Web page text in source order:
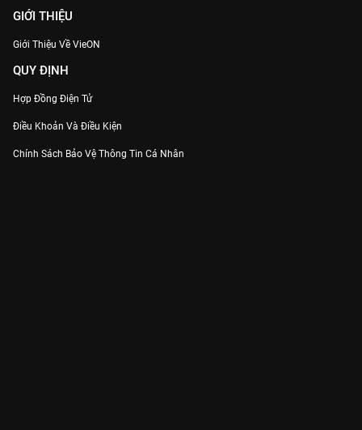
GIỚI THIỆU
Giới Thiệu Về VieON
QUY ĐỊNH
Hợp Đồng Điện Tử
Điều Khoản Và Điều Kiện
Chính Sách Bảo Vệ Thông Tin Cá Nhân